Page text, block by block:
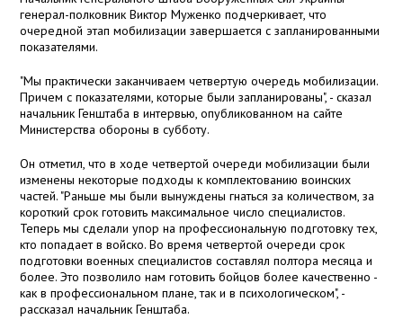
генерал-полковник Виктор Муженко подчеркивает, что
очередной этап мобилизации завершается с запланированными
показателями.
"Мы практически заканчиваем четвертую очередь мобилизации.
Причем с показателями, которые были запланированы", - сказал
начальник Генштаба в интервью, опубликованном на сайте
Министерства обороны в субботу.
Он отметил, что в ходе четвертой очереди мобилизации были
изменены некоторые подходы к комплектованию воинских
частей. "Раньше мы были вынуждены гнаться за количеством, за
короткий срок готовить максимальное число специалистов.
Теперь мы сделали упор на профессиональную подготовку тех,
кто попадает в войско. Во время четвертой очереди срок
подготовки военных специалистов составлял полтора месяца и
более. Это позволило нам готовить бойцов более качественно -
как в профессиональном плане, так и в психологическом", -
рассказал начальник Генштаба.